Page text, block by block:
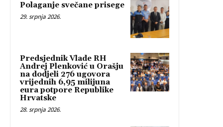
Polaganje svečane prisege
29. srpnja 2026.
Predsjednik Vlade RH
Andrej Plenković u Orašju
na dodjeli 276 ugovora
vrijednih 6,95 milijuna
eura potpore Republike
Hrvatske
28. srpnja 2026.